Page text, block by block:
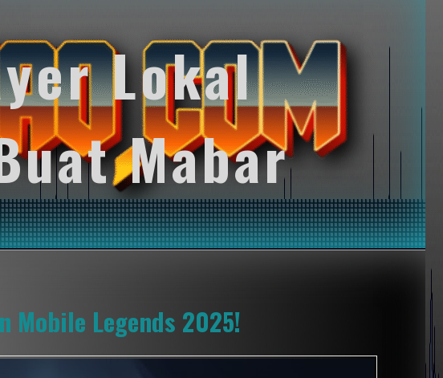
Lokal
Mabar
Mobile Legends 2025!